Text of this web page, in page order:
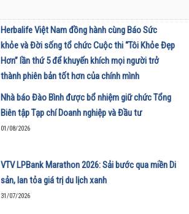
Herbalife Việt Nam đồng hành cùng Báo Sức
khỏe và Đời sống tổ chức Cuộc thi “Tôi Khỏe Đẹp
Hơn” lần thứ 5 để khuyến khích mọi người trở
thành phiên bản tốt hơn của chính mình
01/08/2026
Nhà báo Đào Bình được bổ nhiệm giữ chức Tổng
Biên tập Tạp chí Doanh nghiệp và Đầu tư
01/08/2026
VTV LPBank Marathon 2026: Sải bước qua miền Di
sản, lan tỏa giá trị du lịch xanh
31/07/2026